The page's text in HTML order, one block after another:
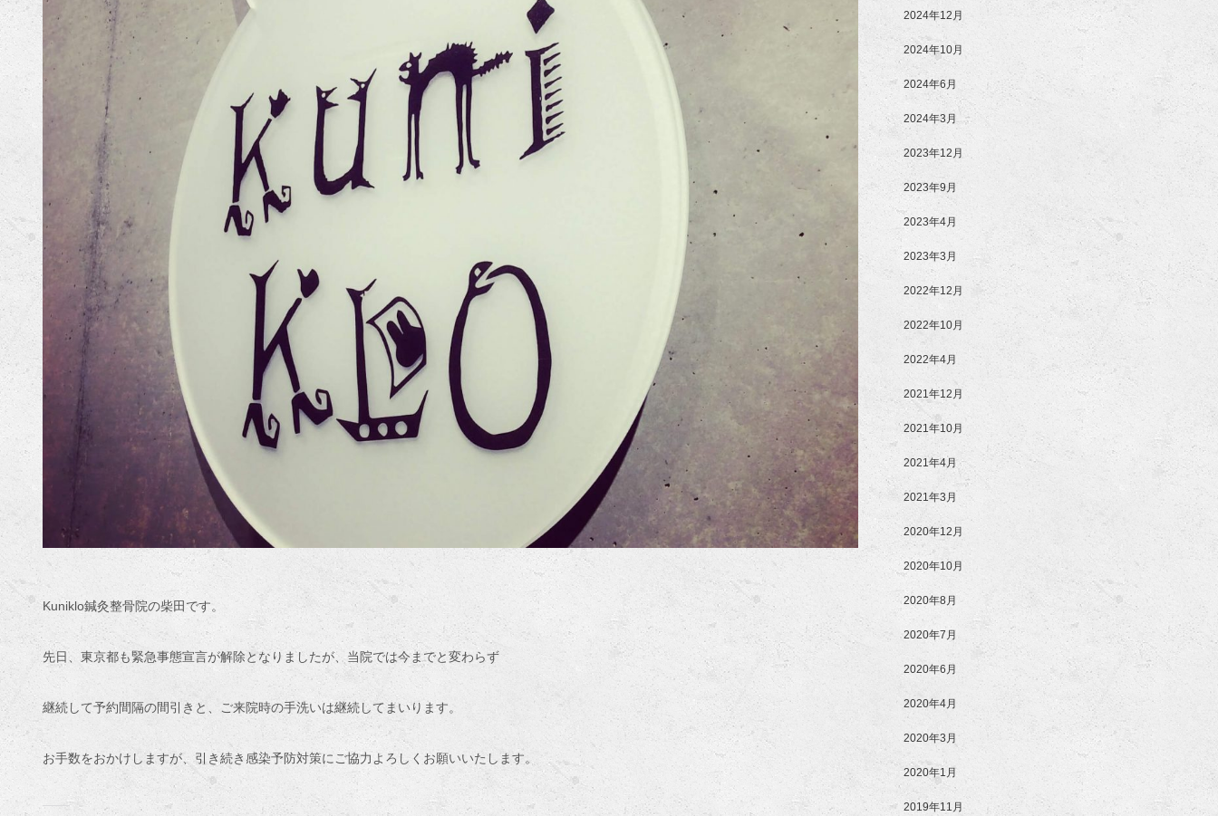
Kuniklo鍼灸整骨院の柴田です。
先日、東京都も緊急事態宣言が解除となりましたが、当院では今までと変わらず
継続して予約間隔の間引きと、ご来院時の手洗いは継続してまいります。
お手数をおかけしますが、引き続き感染予防対策にご協力よろしくお願いいたします。
2024年12月
2024年10月
2024年6月
2024年3月
2023年12月
2023年9月
2023年4月
2023年3月
2022年12月
2022年10月
2022年4月
2021年12月
2021年10月
2021年4月
2021年3月
2020年12月
2020年10月
2020年8月
2020年7月
2020年6月
2020年4月
2020年3月
2020年1月
2019年11月